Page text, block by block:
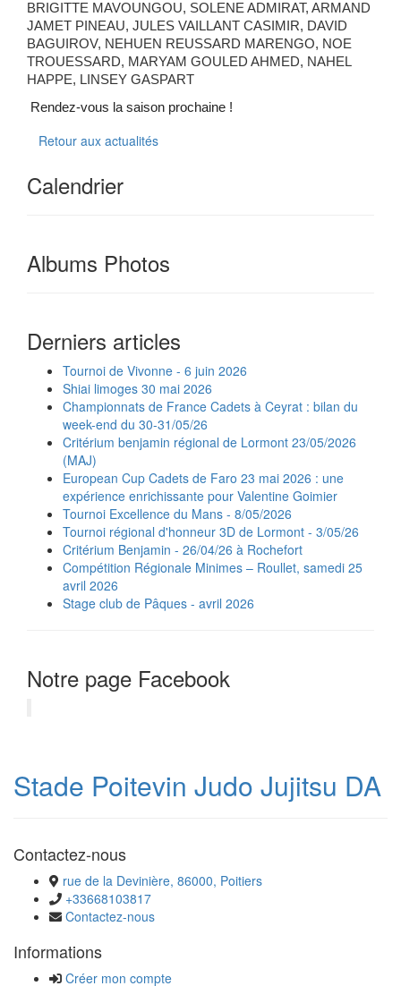
BRIGITTE MAVOUNGOU, SOLENE ADMIRAT, ARMAND
JAMET PINEAU, JULES VAILLANT CASIMIR, DAVID
BAGUIROV, NEHUEN REUSSARD MARENGO, NOE
TROUESSARD, MARYAM GOULED AHMED, NAHEL
HAPPE, LINSEY GASPART
Rendez-vous la saison prochaine !
Retour aux actualités
Calendrier
Albums Photos
Derniers articles
Tournoi de Vivonne - 6 juin 2026
Shiai limoges 30 mai 2026
Championnats de France Cadets à Ceyrat : bilan du
week-end du 30-31/05/26
Critérium benjamin régional de Lormont 23/05/2026
(MAJ)
European Cup Cadets de Faro 23 mai 2026 : une
expérience enrichissante pour Valentine Goimier
Tournoi Excellence du Mans - 8/05/2026
Tournoi régional d'honneur 3D de Lormont - 3/05/26
Critérium Benjamin - 26/04/26 à Rochefort
Compétition Régionale Minimes – Roullet, samedi 25
avril 2026
Stage club de Pâques - avril 2026
Notre page Facebook
Stade Poitevin Judo Jujitsu DA
Contactez-nous
rue de la Devinière, 86000, Poitiers
+33668103817
Contactez-nous
Informations
Créer mon compte